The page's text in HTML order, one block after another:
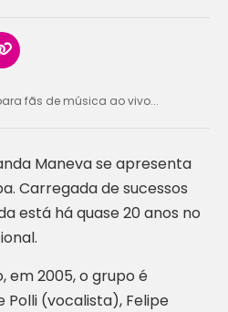
fãs de música ao vivo...
Maneva se apresenta
Carregada de sucessos
está há quase 20 anos no
em 2005, o grupo é
(vocalista), Felipe